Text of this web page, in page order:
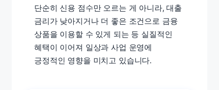
단순히 신용 점수만 오르는 게 아니라, 대출
금리가 낮아지거나 더 좋은 조건으로 금융
상품을 이용할 수 있게 되는 등 실질적인
혜택이 이어져 일상과 사업 운영에
긍정적인 영향을 미치고 있습니다.